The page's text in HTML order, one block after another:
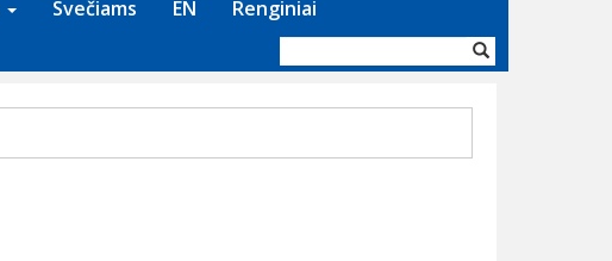
Svečiams EN Renginiai
forma